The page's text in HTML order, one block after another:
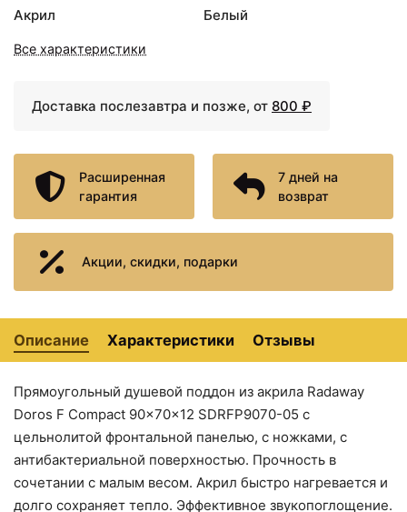
Акриловый поддон для
душа Radaway Doros F
Белый
Акриловый поддон для
душа Radaway Doros F
19760 ₽
80x100x5 белый
19760 ₽
90x90x5 белый
Акрил Белый
Все характеристики
Доставка послезавтра и позже, от 800 ₽
Расширенная
гарантия
7 дней на
возврат
Акции, скидки, подарки
Описание Характеристики Отзывы
Прямоугольный душевой поддон из акрила Radaway
Doros F Compact 90x70x12 SDRFP9070-05 с
цельнолитой фронтальной панелью, с ножками, с
антибактериальной поверхностью. Прочность в
сочетании с малым весом. Акрил быстро нагревается и
долго сохраняет тепло. Эффективное звукопоглощение.